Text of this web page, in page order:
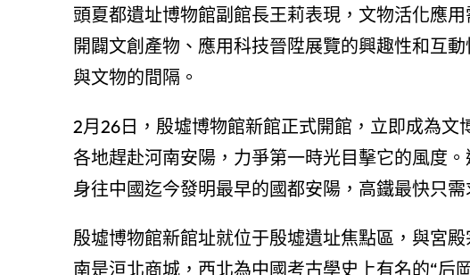
頭夏都遺址博物館副館長王莉表現，文物活化應
開闢文創產物、應用科技晉陞展覽的興趣性和互
與文物的間隔。
2月26日，殷墟博物館新館正式開館，立即成為
各地趕赴河南安陽，力爭第一時光目擊它的風度
身往中國迄今發明最早的國都安陽，高鐵最快只需
殷墟博物館新館址就位于殷墟遺址焦點區，與宮
南是洹北商城，西北為中國考古學史上有名的“后